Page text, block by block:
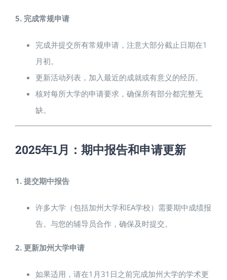
5. 完成常规申请
完成并提交所有常规申请，注意大部分截止日期在1
月初。
更新活动列表，加入最近的成就或有意义的经历。
核对每所大学的申请要求，确保所有部分都完整无
缺。
2025年1月：期中报告和申请更新
1. 提交期中报告
许多大学（包括加州大学和EA学校）需要期中成绩报
告。与您的辅导员合作，确保及时提交。
2. 更新加州大学申请
如果适用，请在1月31日之前完成加州大学的学术更